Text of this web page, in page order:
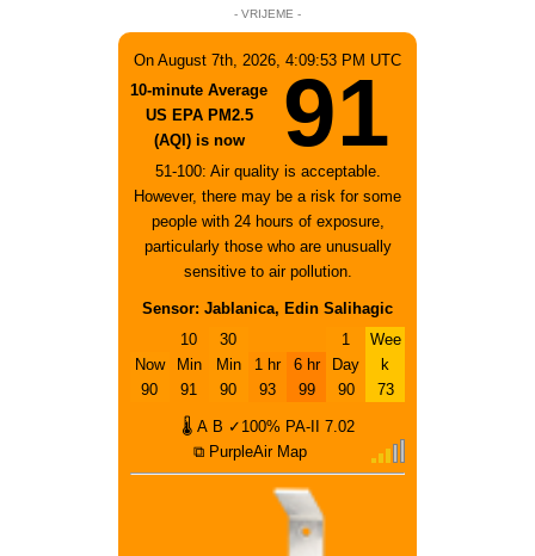
- VRIJEME -
On August 7th, 2026, 4:09:53 PM UTC
10-minute Average
US EPA PM2.5
(AQI) is now
91
51-100: Air quality is acceptable.
However, there may be a risk for some
people with 24 hours of exposure,
particularly those who are unusually
sensitive to air pollution.
Sensor: Jablanica, Edin Salihagic
Now
90
10
Min
91
30
Min
90
1 hr
93
6 hr
99
1
Day
90
Wee
k
73
🌡 A B ✓100% PA-II
7.02
⧉ PurpleAir Map